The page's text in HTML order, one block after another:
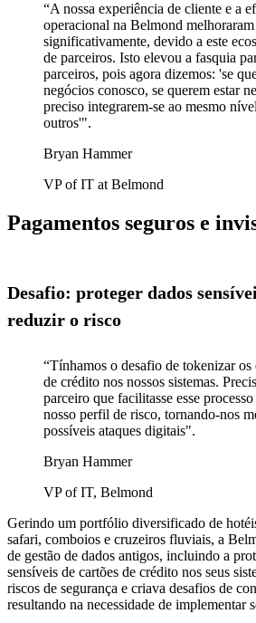
“A nossa experiência de cliente e a
operacional na Belmond melhoraram
significativamente, devido a este
de parceiros. Isto elevou a fasquia
parceiros, pois agora dizemos: 'se
negócios conosco, se querem estar
preciso integrarem-se ao mesmo
outros'".
Bryan Hammer
VP of IT at Belmond
Pagamentos seguros e
Desafio: proteger dados
reduzir o risco
“Tínhamos o desafio de tokenizar os
de crédito nos nossos sistemas.
parceiro que facilitasse esse
nosso perfil de risco, tornando-nos
possíveis ataques digitais".
Bryan Hammer
VP of IT, Belmond
Gerindo um portfólio diversificado de
safari, comboios e cruzeiros fluviais, a
de gestão de dados antigos, incluindo a
sensíveis de cartões de crédito nos seus
riscos de segurança e criava desafios de
resultando na necessidade de implementar